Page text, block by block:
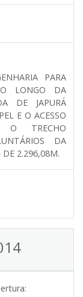
PARA
LONGO DA
DE JAPURÁ
E O ACESSO
O TRECHO
DA
2.296,08M.